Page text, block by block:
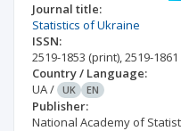
Journal title:
Statistics of Ukraine
ISSN:
2519-1853 (print),2519-1861
Country / Language:
UA/ UK EN
Publisher:
National Academy of